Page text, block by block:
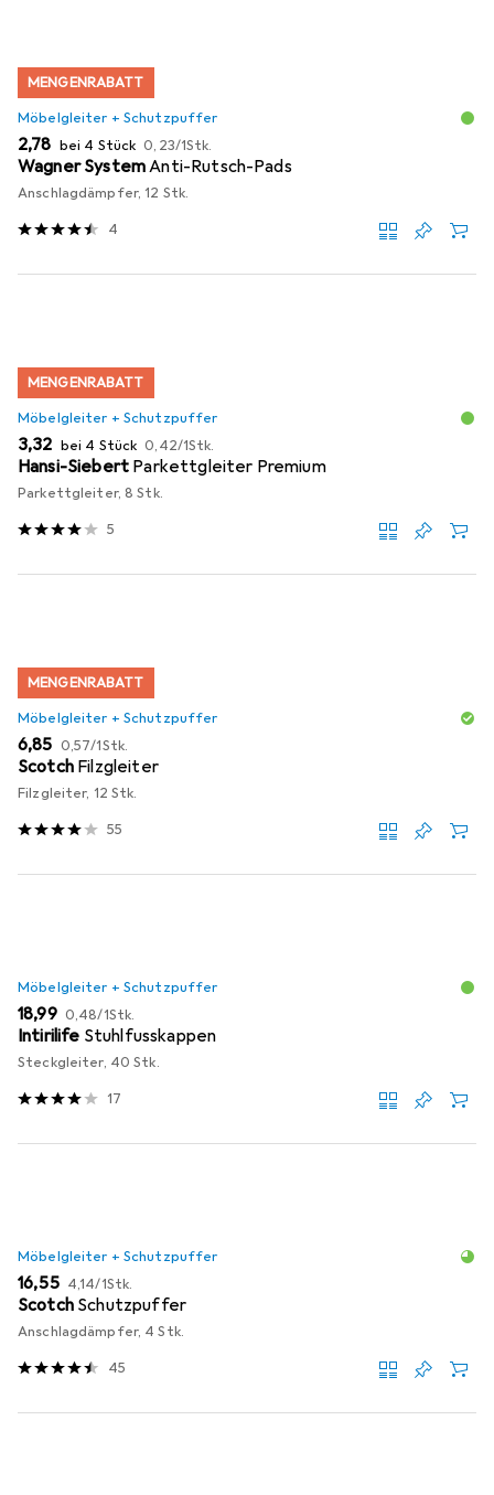
MENGENRABATT
Möbelgleiter + Schutzpuffer
EUR
2,78 bei 4 Stück EUR
0,23/1Stk.
Wagner SystemAnti-Rutsch-Pads
Anschlagdämpfer, 12 Stk.
4
MENGENRABATT
Möbelgleiter + Schutzpuffer
EUR
3,32 bei 4 Stück EUR
0,42/1Stk.
Hansi-Siebert Parkettgleiter Premium
Parkettgleiter, 8 Stk.
5
MENGENRABATT
Möbelgleiter + Schutzpuffer
EUR
6,85 EUR
0,57/1Stk.
Scotch Filzgleiter
Filzgleiter, 12 Stk.
55
Möbelgleiter + Schutzpuffer
EUR
18,99 EUR
0,48/1Stk.
Intirilife Stuhlfusskappen
Steckgleiter, 40 Stk.
17
Möbelgleiter + Schutzpuffer
EUR
16,55 EUR
4,14/1Stk.
Scotch Schutzpuffer
Anschlagdämpfer, 4 Stk.
45